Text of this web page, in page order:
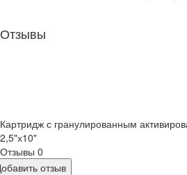
Отзывы
Картридж с гранулированным
2,5"х10"
Отзывы 0
отзыв